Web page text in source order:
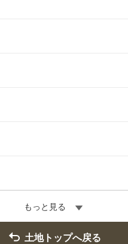
もっと見る
土地トップへ戻る